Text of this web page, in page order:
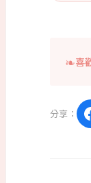
喜
分享：